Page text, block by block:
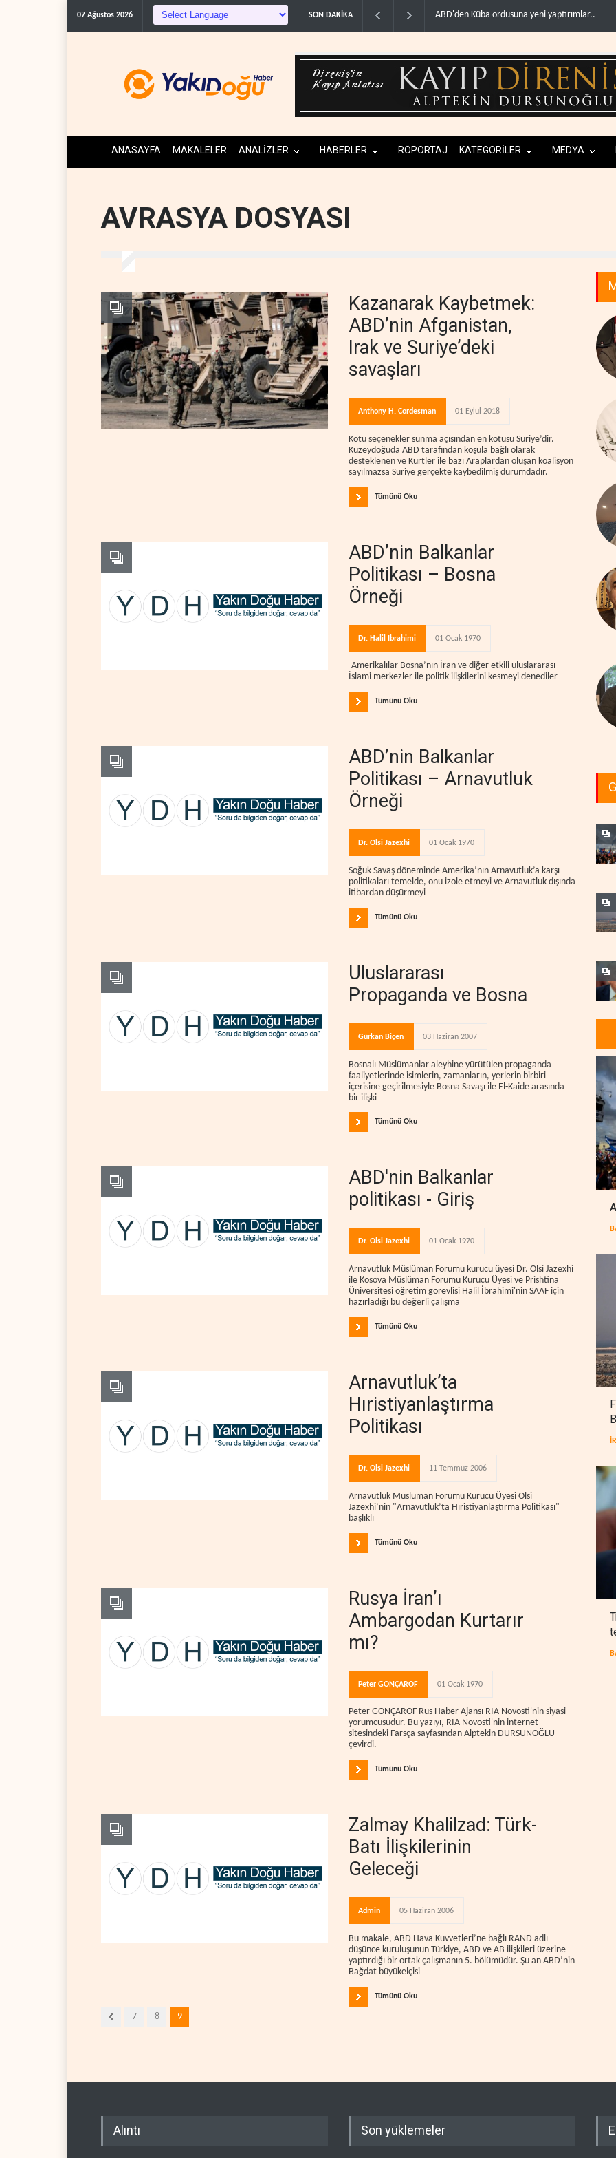
07 Ağustos 2026 SON DAKİKA
ABD'den Küba ordusuna yeni yaptırımlar.. Fars ajansı: İran ve Umman Hürmüz Boğazı
ANASAYFA MAKALELER ANALİZLER HABERLER RÖPORTAJ KATEGORİLER MEDYA
AVRASYA DOSYASI
Kazanarak Kaybetmek:
ABD’nin Afganistan,
Irak ve Suriye’deki
savaşları
Anthony H. Cordesman 01 Eylul 2018
Kötü seçenekler sunma açısından en kötüsü Suriye’dir.
Kuzeydoğuda ABD tarafından koşula bağlı olarak
desteklenen ve Kürtler ile bazı Araplardan oluşan koalisyon
sayılmazsa Suriye gerçekte kaybedilmiş durumdadır.
Tümünü Oku
ABD’nin Balkanlar
Politikası – Bosna
Örneği
Dr. Halil Ibrahimi 01 Ocak 1970
-Amerikalılar Bosna’nın İran ve diğer etkili uluslararası
İslami merkezler ile politik ilişkilerini kesmeyi denediler
Tümünü Oku
ABD’nin Balkanlar
Politikası – Arnavutluk
Örneği
Dr. Olsi Jazexhi 01 Ocak 1970
Soğuk Savaş döneminde Amerika’nın Arnavutluk’a karşı
politikaları temelde, onu izole etmeyi ve Arnavutluk dışında
itibardan düşürmeyi
Tümünü Oku
Uluslararası
Propaganda ve Bosna
Gürkan Biçen 03 Haziran 2007
Bosnalı Müslümanlar aleyhine yürütülen propaganda
faaliyetlerinde isimlerin, zamanların, yerlerin birbiri
içerisine geçirilmesiyle Bosna Savaşı ile El-Kaide arasında
bir ilişki
Tümünü Oku
ABD'nin Balkanlar
politikası - Giriş
Dr. Olsi Jazexhi 01 Ocak 1970
Arnavutluk Müslüman Forumu kurucu üyesi Dr. Olsi Jazexhi
ile Kosova Müslüman Forumu Kurucu Üyesi ve Prishtina
Üniversitesi öğretim görevlisi Halil İbrahimi'nin SAAF için
hazırladığı bu değerli çalışma
Tümünü Oku
Arnavutluk’ta
Hıristiyanlaştırma
Politikası
Dr. Olsi Jazexhi 11 Temmuz 2006
Arnavutluk Müslüman Forumu Kurucu Üyesi Olsi
Jazexhi’nin "Arnavutluk’ta Hıristiyanlaştırma Politikası"
başlıklı
Tümünü Oku
Rusya İran’ı
Ambargodan Kurtarır
mı?
Peter GONÇAROF 01 Ocak 1970
Peter GONÇAROF Rus Haber Ajansı RIA Novosti'nin siyasi
yorumcusudur. Bu yazıyı, RIA Novosti'nin internet
sitesindeki Farsça sayfasından Alptekin DURSUNOĞLU
çevirdi.
Tümünü Oku
Zalmay Khalilzad: Türk-
Batı İlişkilerinin
Geleceği
Admin 05 Haziran 2006
Bu makale, ABD Hava Kuvvetleri’ne bağlı RAND adlı
düşünce kuruluşunun Türkiye, ABD ve AB ilişkileri üzerine
yaptırdığı bir ortak çalışmanın 5. bölümüdür. Şu an ABD’nin
Bağdat büyükelçisi
Tümünü Oku
7 8 9
Alıntı Son yüklemeler